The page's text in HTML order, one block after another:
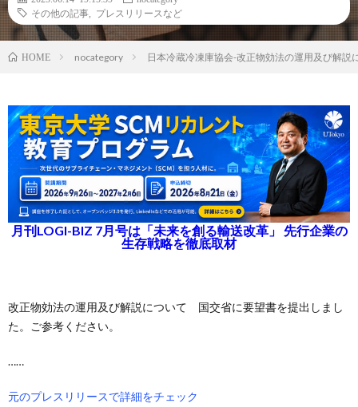
その他の記事
プレスリリースなど
HOME nocategory 日本冷蔵冷凍庫協会-改正物効法の運用及び解説
月刊LOGI-BIZ 7月号は「未来を創る輸送改革」 先行企業の
生存戦略を徹底取材
改正物効法の運用及び解説について 国交省に要望書を提出しまし
た。ご参考ください。
……
元のプレスリリースで詳細をチェック